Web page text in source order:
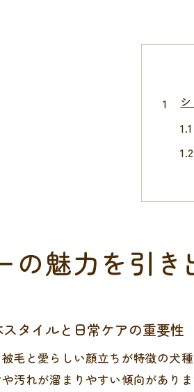
の魅力を引
タイルと日常ケアの重要性
毛と愛らしい顔立ちが特徴の犬
汚れが溜まりやすい傾向があり